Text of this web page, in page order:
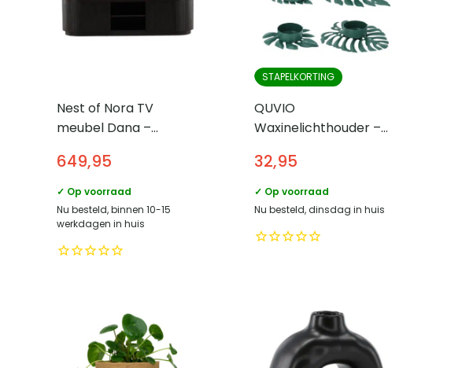
Nest of Nora TV
meubel Dana –
fineer – Zwart
649,95
✓ Op voorraad
Nu besteld, binnen 10-15
werkdagen in huis
STAPELKORTING
QUVIO
Waxinelichthouder –
Metaal – Groen
32,95
✓ Op voorraad
Nu besteld, dinsdag in huis